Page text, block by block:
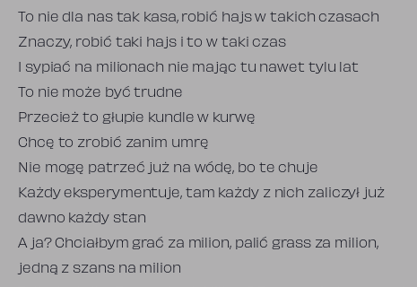
To nie dla nas tak kasa, robić hajs w takich czasach
Znaczy, robić taki hajs i to w taki czas
I sypiać na milionach nie mając tu nawet tylu lat
To nie może być trudne
Przecież to głupie kundle w kurwę
Chcę to zrobić zanim umrę
Nie mogę patrzeć już na wódę, bo te chuje
Każdy eksperymentuje, tam każdy z nich zaliczył już
dawno każdy stan
A ja? Chciałbym grać za milion, palić grass za milion,
jedną z szans na milion